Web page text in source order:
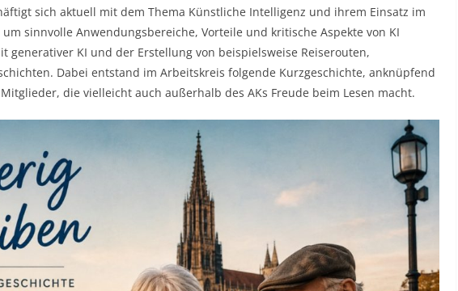
sich aktuell mit dem Thema Künstliche Intelligenz und ihrem Einsatz im
sinnvolle Anwendungsbereiche, Vorteile und kritische Aspekte von KI
generativer KI und der Erstellung von beispielsweise Reiserouten,
Dabei entstand im Arbeitskreis folgende Kurzgeschichte, anknüpfend
die vielleicht auch außerhalb des AKs Freude beim Lesen macht.